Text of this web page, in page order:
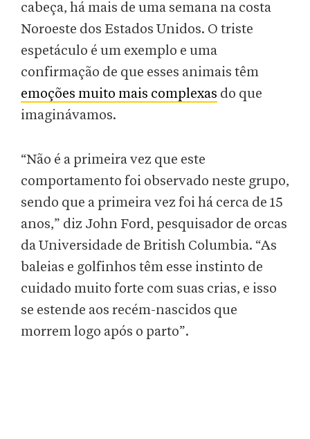
cabeça, há mais de uma semana na costa
Noroeste dos Estados Unidos. O triste
espetáculo é um exemplo e uma
confirmação de que esses animais têm
emoções muito mais complexas do que
imaginávamos.
“Não é a primeira vez que este
comportamento foi observado neste grupo,
sendo que a primeira vez foi há cerca de 15
anos,” diz John Ford, pesquisador de orcas
da Universidade de British Columbia. “As
baleias e golfinhos têm esse instinto de
cuidado muito forte com suas crias, e isso
se estende aos recém-nascidos que
morrem logo após o parto”.